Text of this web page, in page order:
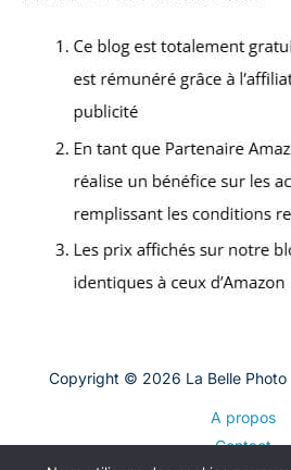
Copyright © 2026 La Belle Photo
A propos
Contact